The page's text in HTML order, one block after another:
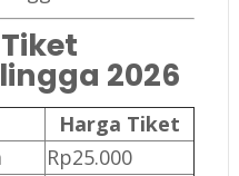
2026
Harga Tiket
Rp25.000